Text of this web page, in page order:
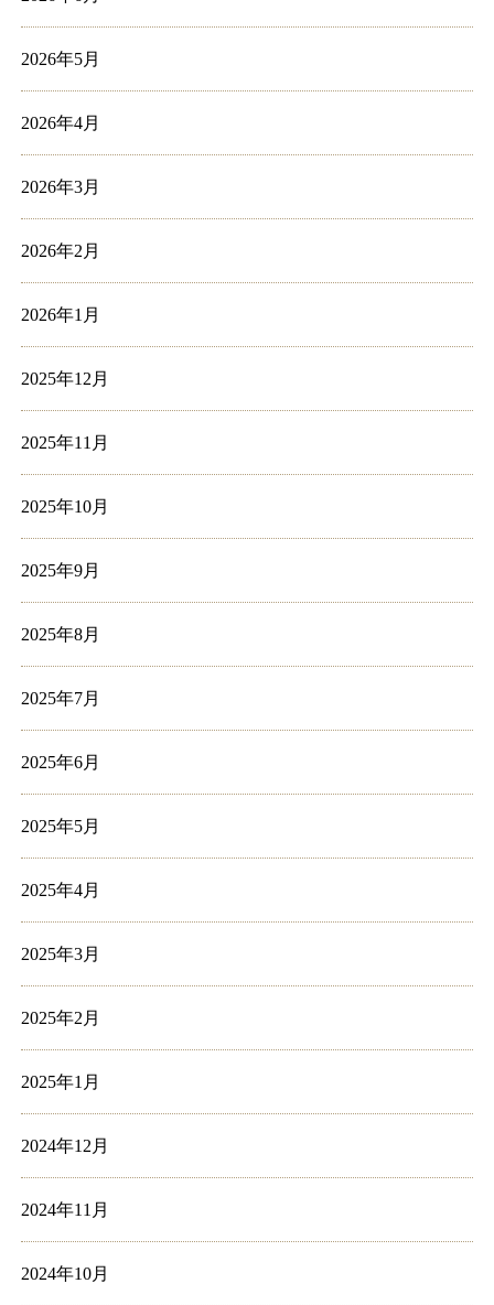
2026年5月
2026年4月
2026年3月
2026年2月
2026年1月
2025年12月
2025年11月
2025年10月
2025年9月
2025年8月
2025年7月
2025年6月
2025年5月
2025年4月
2025年3月
2025年2月
2025年1月
2024年12月
2024年11月
2024年10月